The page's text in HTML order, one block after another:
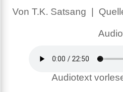
Von T.K. Satsang |
Audiotext